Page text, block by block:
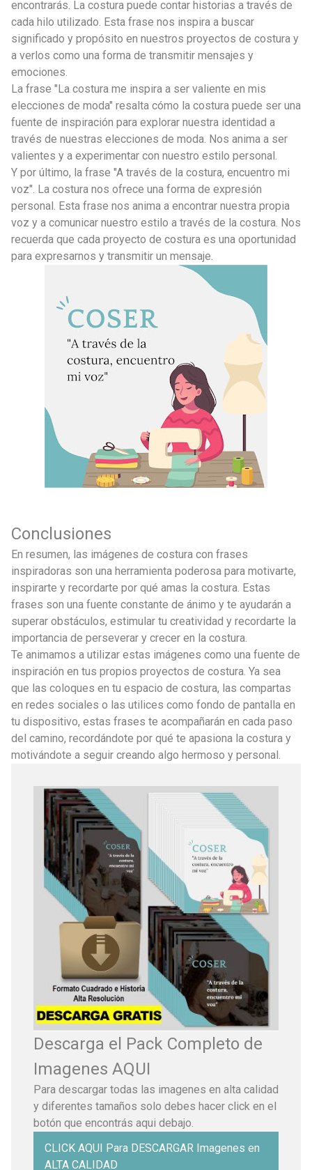
encontrarás. La costura puede contar historias a través de
cada hilo utilizado. Esta frase nos inspira a buscar
significado y propósito en nuestros proyectos de costura y
a verlos como una forma de transmitir mensajes y
emociones.
La frase "La costura me inspira a ser valiente en mis
elecciones de moda" resalta cómo la costura puede ser una
fuente de inspiración para explorar nuestra identidad a
través de nuestras elecciones de moda. Nos anima a ser
valientes y a experimentar con nuestro estilo personal.
Y por último, la frase "A través de la costura, encuentro mi
voz". La costura nos ofrece una forma de expresión
personal. Esta frase nos anima a encontrar nuestra propia
voz y a comunicar nuestro estilo a través de la costura. Nos
recuerda que cada proyecto de costura es una oportunidad
para expresarnos y transmitir un mensaje.
Conclusiones
En resumen, las imágenes de costura con frases
inspiradoras son una herramienta poderosa para motivarte,
inspirarte y recordarte por qué amas la costura. Estas
frases son una fuente constante de ánimo y te ayudarán a
superar obstáculos, estimular tu creatividad y recordarte la
importancia de perseverar y crecer en la costura.
Te animamos a utilizar estas imágenes como una fuente de
inspiración en tus propios proyectos de costura. Ya sea
que las coloques en tu espacio de costura, las compartas
en redes sociales o las utilices como fondo de pantalla en
tu dispositivo, estas frases te acompañarán en cada paso
del camino, recordándote por qué te apasiona la costura y
motivándote a seguir creando algo hermoso y personal.
Descarga el Pack Completo de
Imagenes AQUI
Para descargar todas las imagenes en alta calidad
y diferentes tamaños solo debes hacer click en el
botón que encontrás aqui debajo.
CLICK AQUI Para DESCARGAR Imagenes en
ALTA CALIDAD